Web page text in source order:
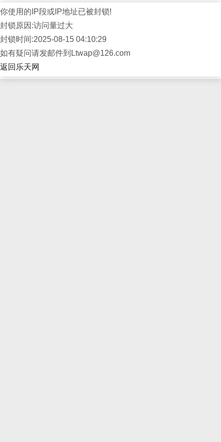
你使用的IP段或IP地址已被封锁!
封锁原因:访问量过大
封锁时间:2025-08-15 04:10:29
如有疑问请发邮件到Ltwap@126.com
返回乐天网